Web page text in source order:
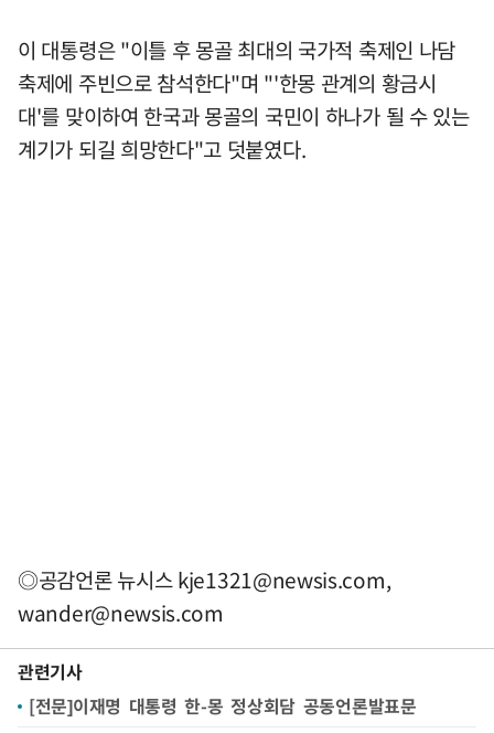
이 대통령은 "이틀 후 몽골 최대의 국가적 축제인 나담
축제에 주빈으로 참석한다"며 "'한몽 관계의 황금시
대'를 맞이하여 한국과 몽골의 국민이 하나가 될 수 있는
계기가 되길 희망한다"고 덧붙였다.
◎공감언론 뉴시스kje1321@newsis.com,
wander@newsis.com
관련기사
[전문]이재명 대통령 한-몽 정상회담 공동언론발표문